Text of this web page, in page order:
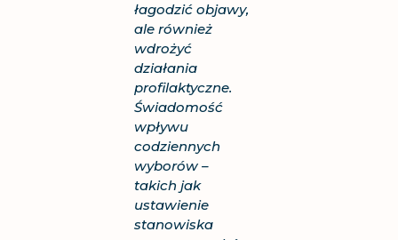
łagodzić objawy,
ale również
wdrożyć
działania
profilaktyczne.
Świadomość
wpływu
codziennych
wyborów –
takich jak
ustawienie
stanowiska